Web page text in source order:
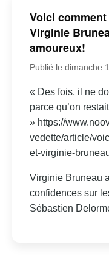
Voici
Virginie
amoureux!
Publié le dimanche
« Des fois, il ne
parce qu’on
» https://
vedette/article/
et-virginie-
Virginie Bruneau
confidences sur
Sébastien